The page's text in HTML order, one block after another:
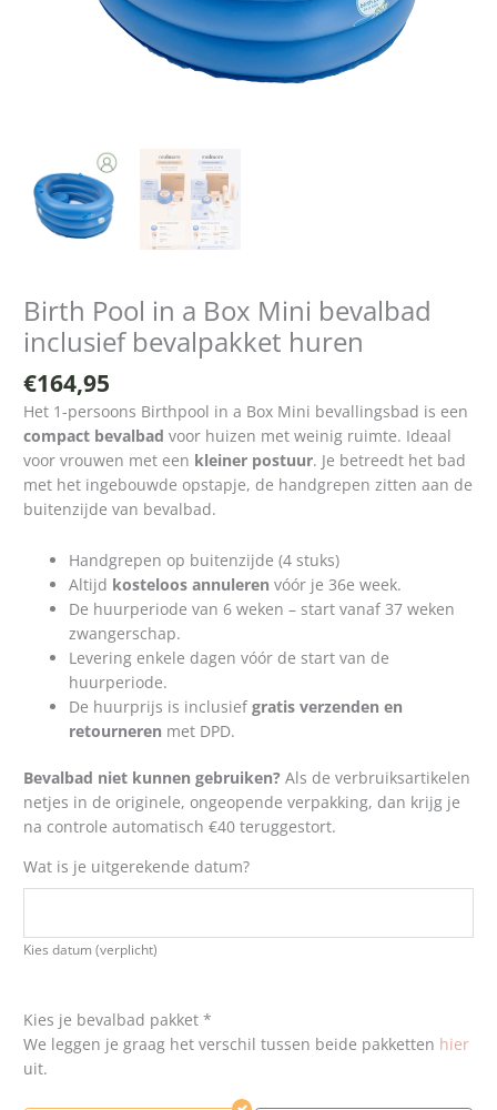
Birth Pool in a Box Mini bevalbad
inclusief bevalpakket huren
€164,95
Het 1-persoons Birthpool in a Box Mini bevallingsbad is een
compact bevalbad voor huizen met weinig ruimte. Ideaal
voor vrouwen met een kleiner postuur. Je betreedt het bad
met het ingebouwde opstapje, de handgrepen zitten aan de
buitenzijde van bevalbad.
Handgrepen op buitenzijde (4 stuks)
Altijd kosteloos annuleren vóór je 36e week.
De huurperiode van 6 weken – start vanaf 37 weken
zwangerschap.
Levering enkele dagen vóór de start van de
huurperiode.
De huurprijs is inclusiefgratis verzenden en
retourneren met DPD.
Bevalbad niet kunnen gebruiken? Als de verbruiksartikelen
netjes in de originele, ongeopende verpakking, dan krijg je
na controle automatisch €40 teruggestort.
Wat is je uitgerekende datum?
Kies datum (verplicht)
Kies je bevalbad pakket *
We leggen je graag het verschil tussen beide pakketten hier
uit.